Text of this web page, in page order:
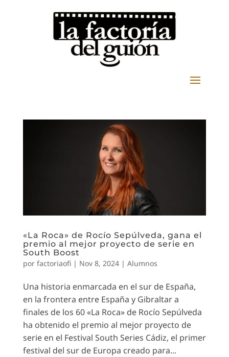
«La Roca» de Rocío Sepúlveda, gana el
premio al mejor proyecto de serie en
South Boost
por factoriaofi| Nov 8, 2024| Alumnos
Una historia enmarcada en el sur de España,
en la frontera entre España y Gibraltar a
finales de los 60 «La Roca» de Rocío Sepúlveda
ha obtenido el premio al mejor proyecto de
serie en el Festival South Series Cádiz, el primer
festival del sur de Europa creado para...